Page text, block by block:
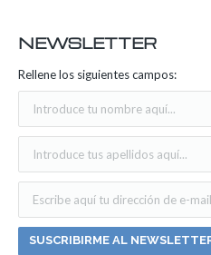
NEWSLETTER
Rellene los siguientes campos: